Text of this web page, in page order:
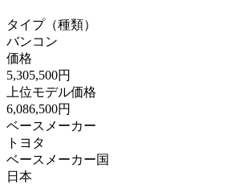
タイプ（種類）
バンコン
価格
5,305,500円
上位モデル価格
6,086,500円
ベースメーカー
トヨタ
ベースメーカー国
日本